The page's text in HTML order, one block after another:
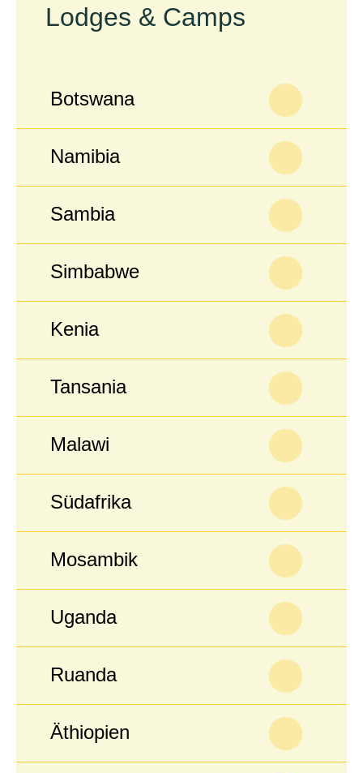
Lodges & Camps
Botswana
Namibia
Sambia
Simbabwe
Kenia
Tansania
Malawi
Südafrika
Mosambik
Uganda
Ruanda
Äthiopien